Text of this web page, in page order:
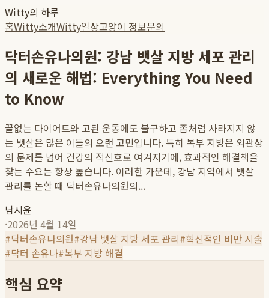
Witty의 하루
홈Witty소개Witty일상고양이 정보문의
닥터손유나의원: 강남 뱃살 지방 세포 관리
의 새로운 해법: Everything You Need
to Know
끝없는 다이어트와 고된 운동에도 불구하고 좀처럼 사라지지 않
는 뱃살은 많은 이들의 오랜 고민입니다. 특히 복부 지방은 외관상
의 문제를 넘어 건강의 적신호로 여겨지기에, 효과적인 해결책을
찾는 수요는 항상 높습니다. 이러한 가운데, 강남 지역에서 뱃살
관리를 논할 때 닥터손유나의원의...
남시윤
·2026년 4월 14일
#닥터손유나의원#강남 뱃살 지방 세포 관리#혁신적인 비만 시술
#닥터 손유나#복부 지방 해결
핵심 요약